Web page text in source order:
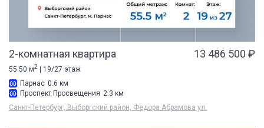
2-комнатная квартира 13 486 500 ₽
55.50 м2
| 19/27 этаж
Парнас 0.6 км
Проспект Просвещения 2.3 км
Санкт-Петербург, Выборгский район, Федора Абрамова ул.